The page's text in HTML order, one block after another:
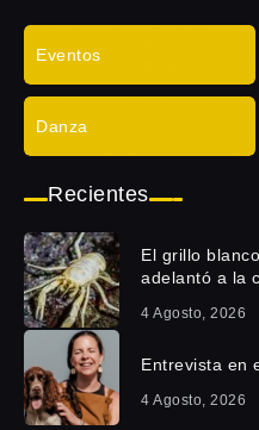
Eventos
Danza
Recientes
El grillo
adelantó a la
4 Agosto, 2026
Entrevista en
4 Agosto, 2026